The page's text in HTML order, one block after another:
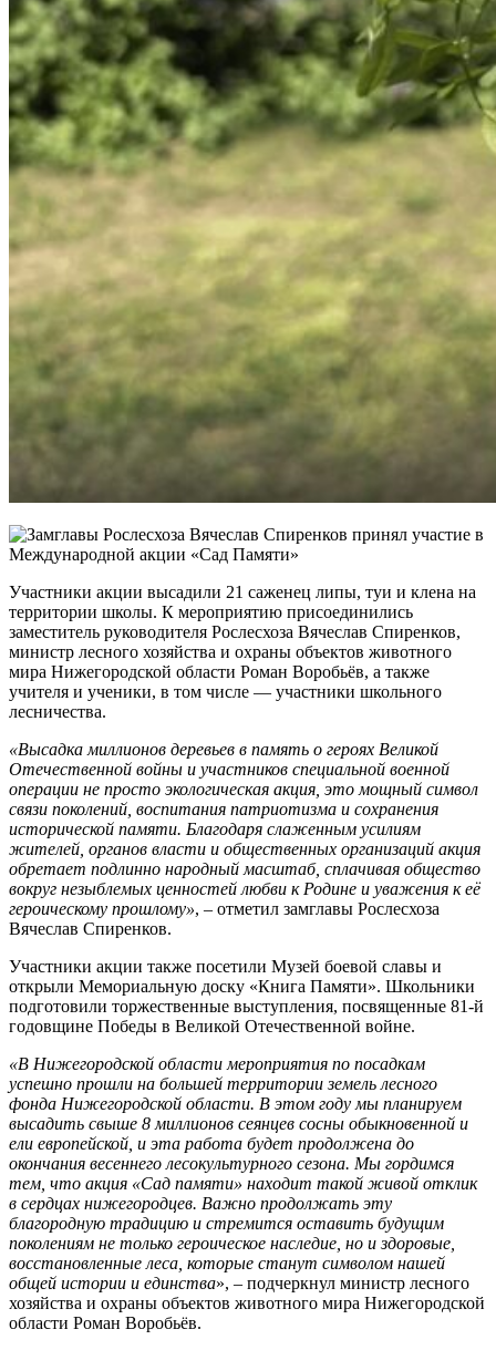
Участники акции высадили 21 саженец липы, туи и клена на
территории школы. К мероприятию присоединились
заместитель руководителя Рослесхоза Вячеслав Спиренков,
министр лесного хозяйства и охраны объектов животного
мира Нижегородской области Роман Воробьёв, а также
учителя и ученики, в том числе — участники школьного
лесничества.
«Высадка миллионов деревьев в память о героях Великой
Отечественной войны и участников специальной военной
операции не просто экологическая акция, это мощный символ
связи поколений, воспитания патриотизма и сохранения
исторической памяти. Благодаря слаженным усилиям
жителей, органов власти и общественных организаций акция
обретает подлинно народный масштаб, сплачивая общество
вокруг незыблемых ценностей любви к Родине и уважения к её
героическому прошлому», – отметил замглавы Рослесхоза
Вячеслав Спиренков.
Участники акции также посетили Музей боевой славы и
открыли Мемориальную доску «Книга Памяти». Школьники
подготовили торжественные выступления, посвященные 81‑й
годовщине Победы в Великой Отечественной войне.
«В Нижегородской области мероприятия по посадкам
успешно прошли на большей территории земель лесного
фонда Нижегородской области. В этом году мы планируем
высадить свыше 8 миллионов сеянцев сосны обыкновенной и
ели европейской, и эта работа будет продолжена до
окончания весеннего лесокультурного сезона. Мы гордимся
тем, что акция «Сад памяти» находит такой живой отклик
в сердцах нижегородцев. Важно продолжать эту
благородную традицию и стремится оставить будущим
поколениям не только героическое наследие, но и здоровые,
восстановленные леса, которые станут символом нашей
общей истории и единства», – подчеркнул министр лесного
хозяйства и охраны объектов животного мира Нижегородской
области Роман Воробьёв.